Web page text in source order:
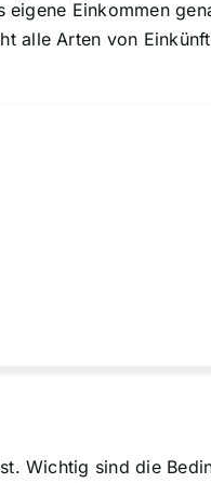
Einkommen
alle Arten von
Wichtig sind die